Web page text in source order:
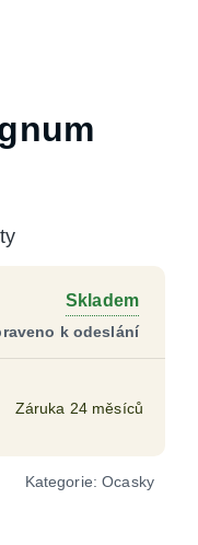
Skladem
Záruka 24 měsíců
Kategorie:Ocasky